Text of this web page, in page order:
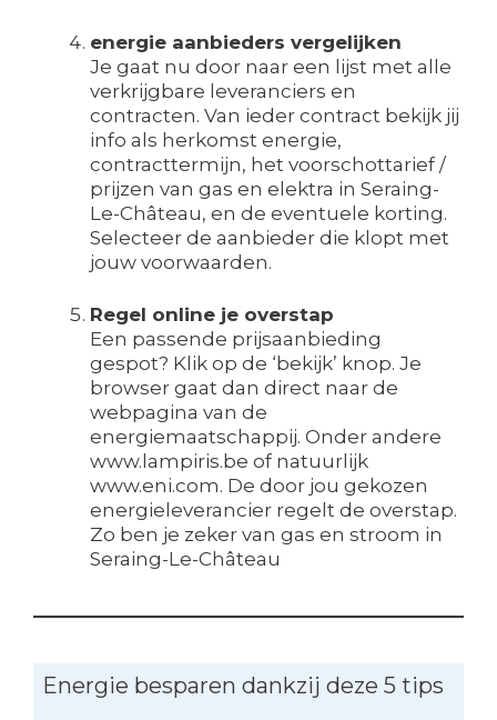
energie aanbieders vergelijken
Je gaat nu door naar een lijst met alle
verkrijgbare leveranciers en
contracten. Van ieder contract bekijk jij
info als herkomst energie,
contracttermijn, het voorschottarief /
prijzen van gas en elektra in Seraing-
Le-Château, en de eventuele korting.
Selecteer de aanbieder die klopt met
jouw voorwaarden.
Regel online je overstap
Een passende prijsaanbieding
gespot? Klik op de ‘bekijk’ knop. Je
browser gaat dan direct naar de
webpagina van de
energiemaatschappij. Onder andere
www.lampiris.be of natuurlijk
www.eni.com. De door jou gekozen
energieleverancier regelt de overstap.
Zo ben je zeker van gas en stroom in
Seraing-Le-Château
Energie besparen dankzij deze 5 tips